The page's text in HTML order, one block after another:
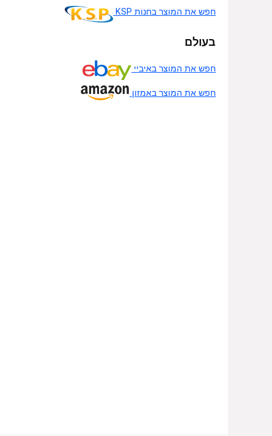
חפש את המוצר בחנות KSP
בעולם
חפש את המוצר באיביי
חפש את המוצר באמזון